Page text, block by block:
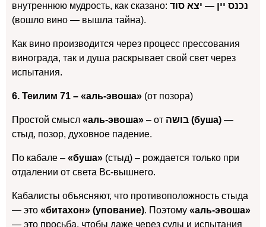
внутреннюю мудрость, как сказано: נכנס יין — יצא סוד
(вошло вино — вышла тайна).
Как вино производится через процесс прессования
винограда, так и душа раскрывает свой свет через
испытания.
6. Теилим 71 – «аль-эвоша» (от позора)
Простой смысл «аль-эвоша» – от בושה (буша) —
стыд, позор, духовное падение.
По кабале – «буша» (стыд) – рождается только при
отдалении от света Вс-вышнего.
Кабалисты объясняют, что противоположность стыда
— это «битахон» (упование). Поэтому «аль-эвоша»
— это просьба, чтобы даже через суды и испытания